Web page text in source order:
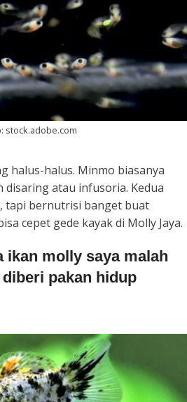
stock.adobe.com
halus-halus. Minmo biasanya
disaring atau infusoria. Kedua
tapi bernutrisi banget buat
cepet gede kayak di Molly Jaya.
ikan molly saya malah
pakan hidup